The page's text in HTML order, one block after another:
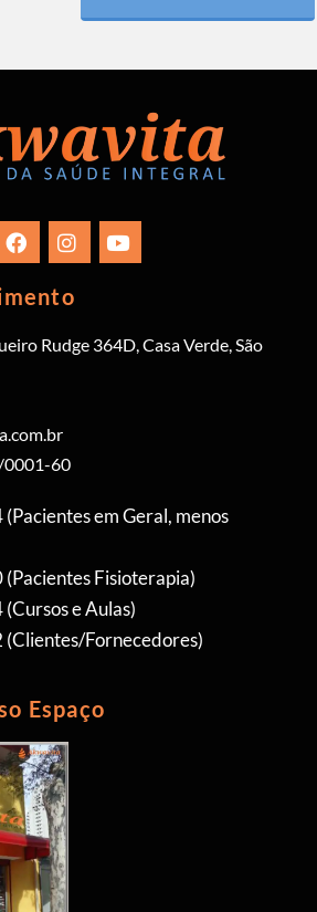
Rudge 364D, Casa Verde, São
0001-60
em Geral, menos
Fisioterapia)
e Aulas)
Fornecedores)
Espaço